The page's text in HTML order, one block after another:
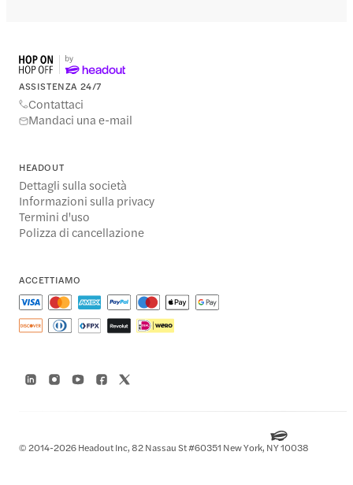
ASSISTENZA 24/7
Contattaci
Mandaci una e-mail
HEADOUT
Dettagli sulla società
Informazioni sulla privacy
Termini d'uso
Polizza di cancellazione
ACCETTIAMO
© 2014-2026 Headout Inc, 82 Nassau St #60351 New York, NY 10038